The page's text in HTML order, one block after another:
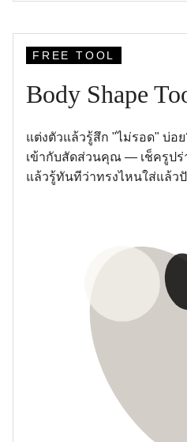
FREE TOOL
Body Shape
แต่งตัวแล้วรู้สึก "ไม่รอด" บ่อ
เข้ากับสัดส่วนคุณ — เช็ครูปร่
แล้วรู้ทันทีว่าทรงไหนใส่แล้ว